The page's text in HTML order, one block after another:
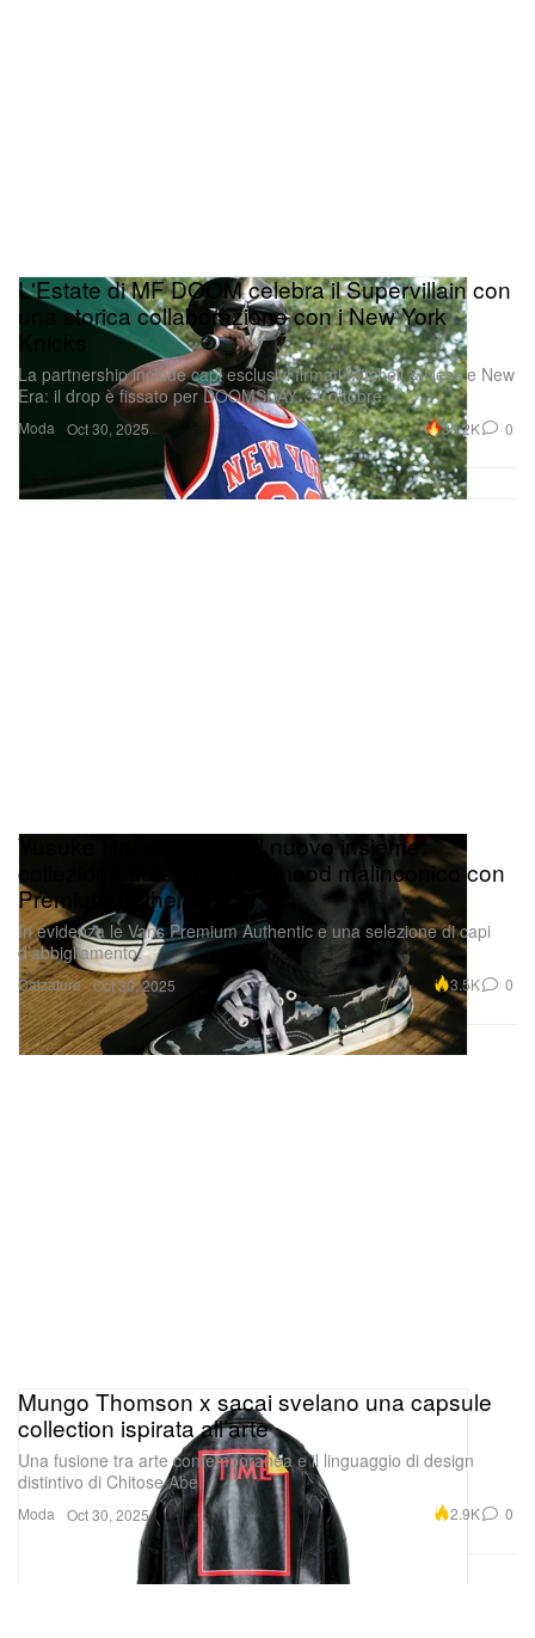
Moda
L'Estate di MF DOOM celebra il Supervillain con
una storica collaborazione con i New York
La partnership include capi esclusivi firmati Mitchell & Ness e New
Era: il drop è fissato per DOOMSDAY, 31 ottobre.
Oct 30, 2025 30.2K 0
Calzature
Yusuke Hanai e Vans di nuovo insieme:
collezione autunnale dal mood malinconico con
Premium Authentic
In evidenza le Vans Premium Authentic e una selezione di capi
d’abbigliamento.
Oct 30, 2025 3.5K 0
Moda
Mungo Thomson x sacai svelano una capsule
collection ispirata all’arte
Una fusione tra arte contemporanea e il linguaggio di design
distintivo di Chitose Abe.
Oct 30, 2025 2.9K 0